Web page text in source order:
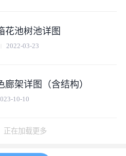
花池树池详图
2022-03-23
架详图（含结构）
10-10
正在加载更多